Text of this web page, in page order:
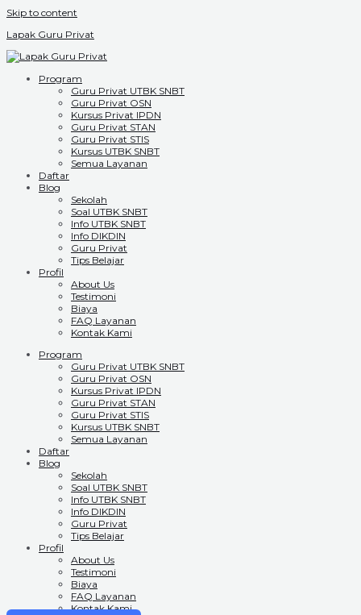
Skip to content
Lapak Guru Privat
Program
Guru Privat UTBK SNBT
Guru Privat OSN
Kursus Privat IPDN
Guru Privat STAN
Guru Privat STIS
Kursus UTBK SNBT
Semua Layanan
Daftar
Blog
Sekolah
Soal UTBK SNBT
Info UTBK SNBT
Info DIKDIN
Guru Privat
Tips Belajar
Profil
About Us
Testimoni
Biaya
FAQ Layanan
Kontak Kami
Program
Guru Privat UTBK SNBT
Guru Privat OSN
Kursus Privat IPDN
Guru Privat STAN
Guru Privat STIS
Kursus UTBK SNBT
Semua Layanan
Daftar
Blog
Sekolah
Soal UTBK SNBT
Info UTBK SNBT
Info DIKDIN
Guru Privat
Tips Belajar
Profil
About Us
Testimoni
Biaya
FAQ Layanan
Kontak Kami